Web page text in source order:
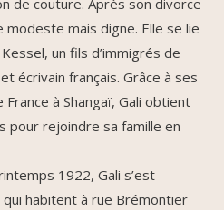
de couture. Après son divorce
mais digne. Elle se lie
un fils d’immigrés de
écrivain français. Grâce à ses
France à Shangaï, Gali obtient
pour rejoindre sa famille en
1922, Gali s’est
habitent à rue Brémontier